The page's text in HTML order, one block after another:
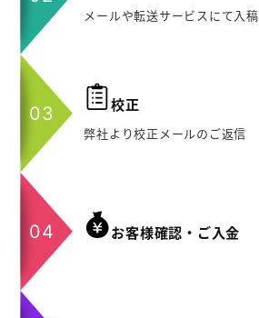
メールや転送サービスにて入稿
校正
弊社より校正メールのご返信
お客様確認・ご入金